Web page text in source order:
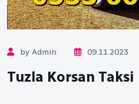
by Admin 09.11.2023
Tuzla Korsan Taksi